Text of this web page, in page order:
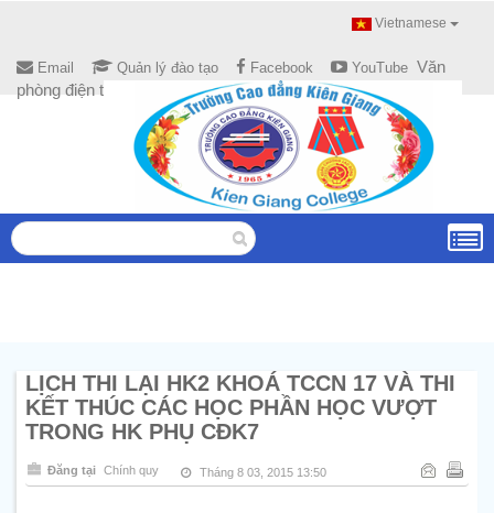
Vietnamese
Email Quản lý đào tạo Facebook YouTube Văn
phòng điện tử
LỊCH THI LẠI HK2 KHOÁ TCCN 17 VÀ THI
KẾT THÚC CÁC HỌC PHẦN HỌC VƯỢT
TRONG HK PHỤ CĐK7
Đăng tại Chính quy Tháng 8 03, 2015 13:50